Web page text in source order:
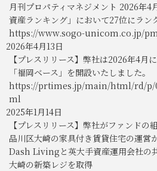
月刊プロパティマネジメント 2026年4
資産ランキング」において27位にラン
https://www.sogo-unicom.co.jp/
2026年4月13日
【プレスリリース】弊社は2026年4月
「福岡ベース」を開設いたしました。
https://prtimes.jp/main/html/rd/p/
ml
2025年1月14日
【プレスリリース】弊社がファンドの
品川区大崎の家具付き賃貸住宅の運営
Dash Livingと英大手資産運用会社の
大崎の新築レジを取得